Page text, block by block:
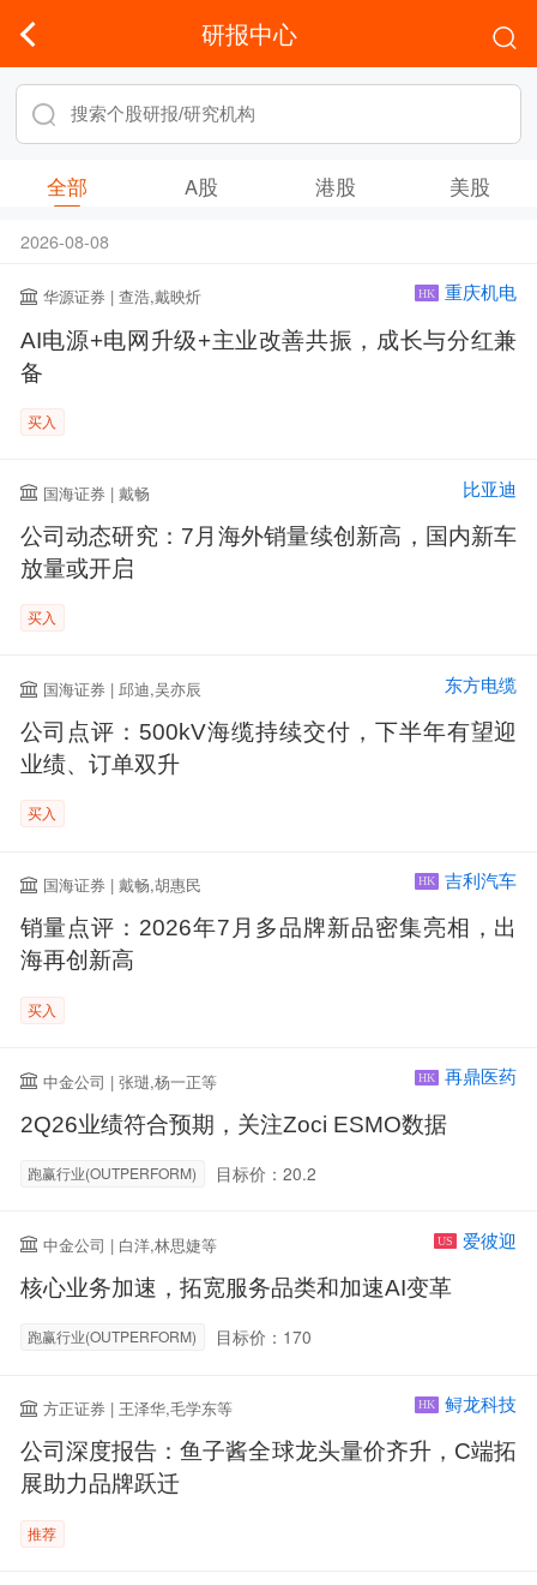
研报中心
全部 A股 港股 美股
2026-08-08
华源证券 | 查浩,戴映炘 HK 重庆机电
AI电源+电网升级+主业改善共振，成长与分红兼
备
买入
国海证券 | 戴畅 比亚迪
公司动态研究：7月海外销量续创新高，国内新车
放量或开启
买入
国海证券 | 邱迪,吴亦辰 东方电缆
公司点评：500kV海缆持续交付，下半年有望迎
业绩、订单双升
买入
国海证券 | 戴畅,胡惠民 HK 吉利汽车
销量点评：2026年7月多品牌新品密集亮相，出
海再创新高
买入
中金公司 | 张琎,杨一正等 HK 再鼎医药
2Q26业绩符合预期，关注Zoci ESMO数据
跑赢行业(OUTPERFORM) 目标价：20.2
中金公司 | 白洋,林思婕等 US 爱彼迎
核心业务加速，拓宽服务品类和加速AI变革
跑赢行业(OUTPERFORM) 目标价：170
方正证券 | 王泽华,毛学东等 HK 鲟龙科技
公司深度报告：鱼子酱全球龙头量价齐升，C端拓
展助力品牌跃迁
推荐